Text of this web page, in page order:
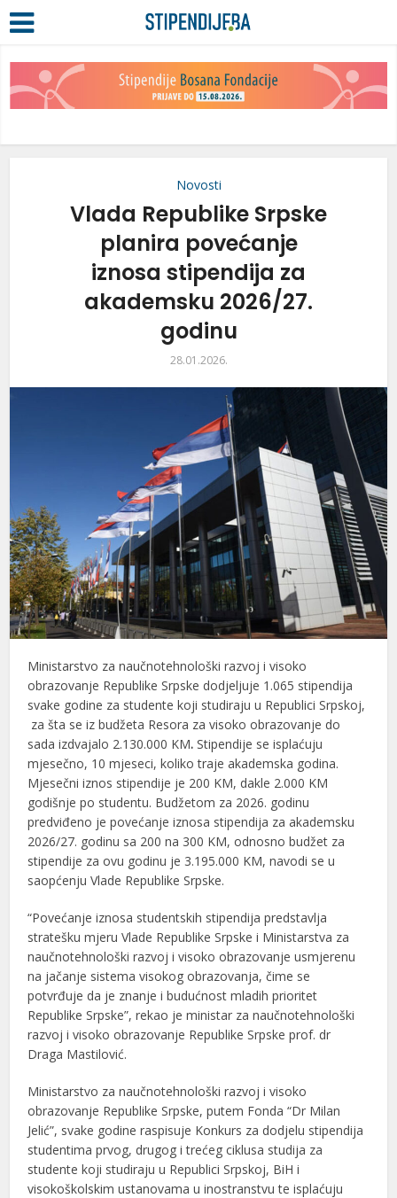
Novosti
Vlada Republike Srpske
planira povećanje
iznosa stipendija za
akademsku 2026/27.
godinu
28.01.2026.
Ministarstvo za naučnotehnološki razvoj i visoko
obrazovanje Republike Srpske dodjeljuje 1.065 stipendija
svake godine za studente koji studiraju u Republici Srpskoj,
za šta se iz budžeta Resora za visoko obrazovanje do
sada izdvajalo 2.130.000 KM.Stipendije se isplaćuju
mjesečno, 10 mjeseci, koliko traje akademska godina.
Mjesečni iznos stipendije je 200 KM, dakle 2.000 KM
godišnje po studentu. Budžetom za 2026. godinu
predviđeno je povećanje iznosa stipendija za akademsku
2026/27. godinu sa 200 na 300 KM, odnosno budžet za
stipendije za ovu godinu je 3.195.000 KM, navodi se u
saopćenju Vlade Republike Srpske.
“Povećanje iznosa studentskih stipendija predstavlja
stratešku mjeru Vlade Republike Srpske i Ministarstva za
naučnotehnološki razvoj i visoko obrazovanje usmjerenu
na jačanje sistema visokog obrazovanja, čime se
potvrđuje da je znanje i budućnost mladih prioritet
Republike Srpske”, rekao je ministar za naučnotehnološki
razvoj i visoko obrazovanje Republike Srpske prof. dr
Draga Mastilović.
Ministarstvo za naučnotehnološki razvoj i visoko
obrazovanje Republike Srpske, putem Fonda “Dr Milan
Jelić”, svake godine raspisuje Konkurs za dodjelu stipendija
studentima prvog, drugog i trećeg ciklusa studija za
studente koji studiraju u Republici Srpskoj, BiH i
visokoškolskim ustanovama u inostranstvu te isplaćuju